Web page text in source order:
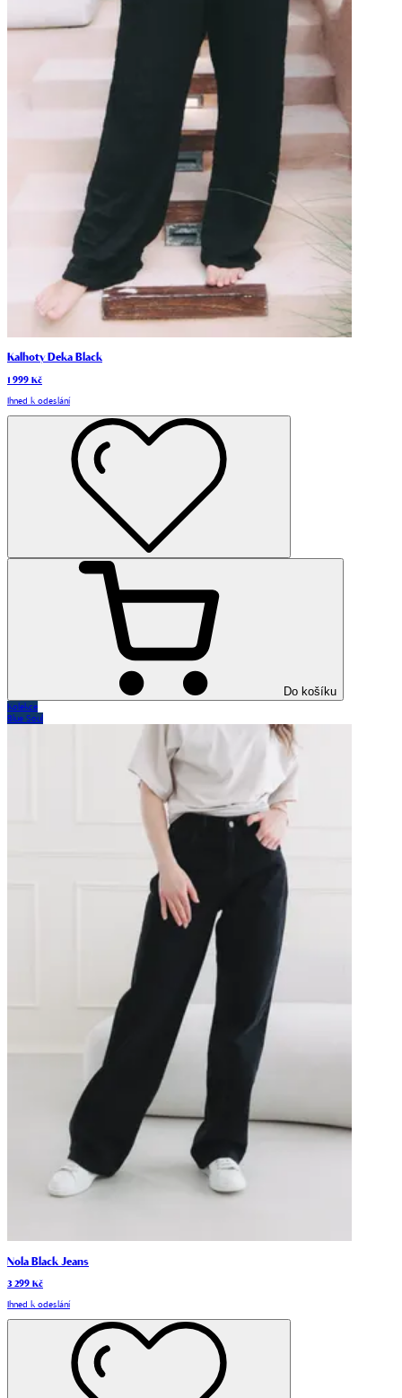
Kalhoty Deka Black
1 999 Kč
Ihned k odeslání
Do košíku
Kolekce
Blue Soul
Nola Black Jeans
3 299 Kč
Ihned k odeslání